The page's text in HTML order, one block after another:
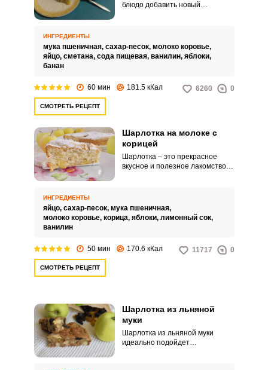
блюдо добавить новый
шарлотку с яблоками, а новым
ингредиентом будет - банан!
Прекрасное сочетание сладкого
вкусу.
ИНГРЕДИЕНТЫ
мука пшеничная, сахар-песок, молоко коровье,
яйцо, сметана, сода пищевая, ванилин, яблоки,
банан
60 мин 181.5 кКал 6260 0
СМОТРЕТЬ РЕЦЕПТ
Шарлотка на молоке с
корицей
Шарлотка – это прекрасное
вкусное и полезное лакомство. В
ИНГРЕДИЕНТЫ
яйцо, сахар-песок, мука пшеничная,
молоко коровье, корица, яблоки, лимонный сок,
ванилин
50 мин 170.6 кКал 11717 0
СМОТРЕТЬ РЕЦЕПТ
Шарлотка из льняной
муки
Шарлотка из льняной муки
идеально подойдет